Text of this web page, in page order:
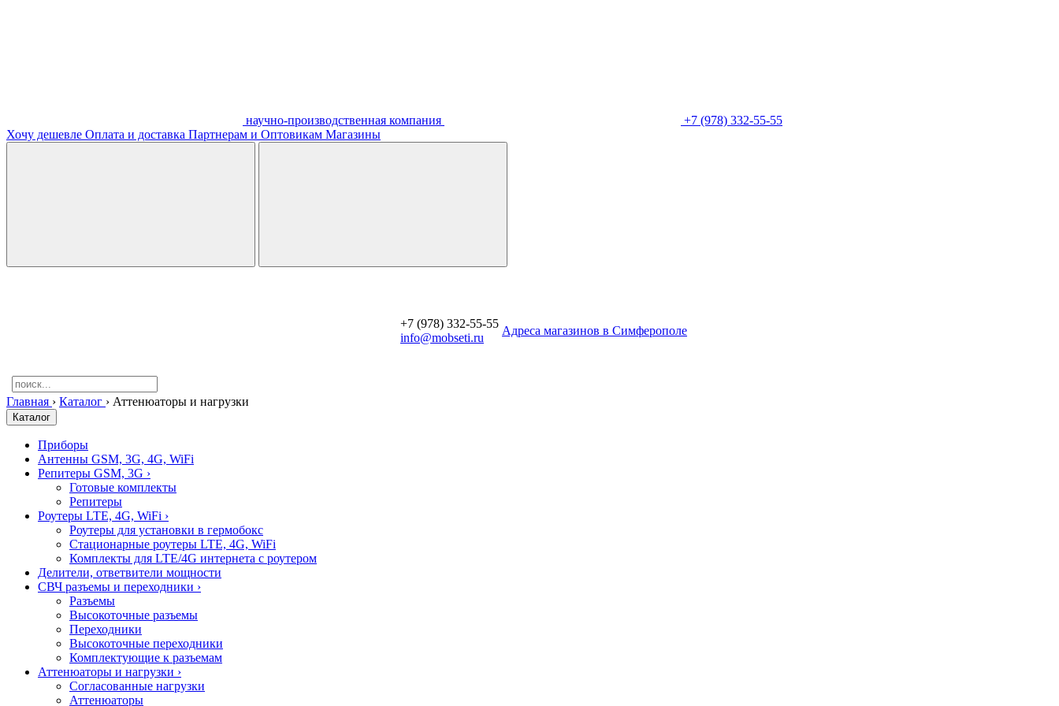
научно-производственная компания
+7 (978) 332-55-55
Хочу дешевле Оплата и доставка Партнерам и Оптовикам Магазины
+7 (978) 332-55-55
info@mobseti.ru
Aдреса магазинов в Симферополе
Главная › Каталог › Аттенюаторы и нагрузки
Каталог
Приборы
Антенны GSM, 3G, 4G, WiFi
Репитеры GSM, 3G ›
Готовые комплекты
Репитеры
Роутеры LTE, 4G, WiFi ›
Роутеры для установки в гермобокс
Стационарные роутеры LTE, 4G, WiFi
Комплекты для LTE/4G интернета с роутером
Делители, ответвители мощности
СВЧ разъемы и переходники ›
Разъемы
Высокоточные разъемы
Переходники
Высокоточные переходники
Комплектующие к разъемам
Аттенюаторы и нагрузки ›
Согласованные нагрузки
Аттенюаторы